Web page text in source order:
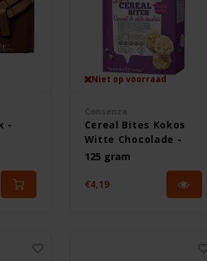
-
Niet op voorraad
Cereal Bites Kokos
Witte Chocolade -
Glutenvrij
125 gram
€4,19